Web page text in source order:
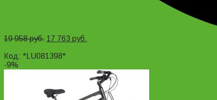
19 958руб. 17 763 руб.
Код: *LU081398*
-9%